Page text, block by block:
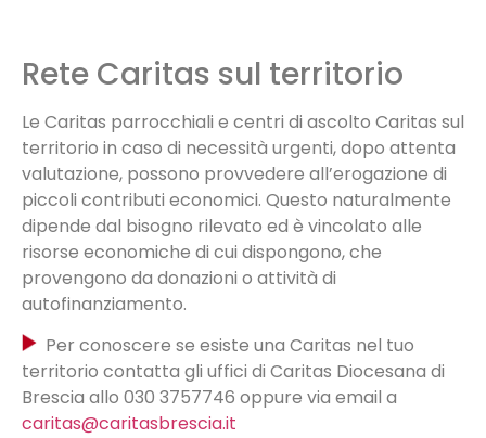
Rete Caritas sul territorio
Le Caritas parrocchiali e centri di ascolto Caritas sul
territorio in caso di necessità urgenti, dopo attenta
valutazione, possono provvedere all’erogazione di
piccoli contributi economici. Questo naturalmente
dipende dal bisogno rilevato ed è vincolato alle
risorse economiche di cui dispongono, che
provengono da donazioni o attività di
autofinanziamento.
Per conoscere se esiste una Caritas nel tuo
territorio contatta gli uffici di Caritas Diocesana di
Brescia allo 030 3757746 oppure via email a
caritas@caritasbrescia.it